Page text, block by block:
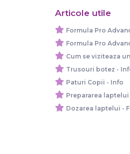
Articole utile
Formula Pro
Formula Pro
Cum se viziteaza
Trusouri botez -
Paturi Copii - Info
Prepararea
Dozarea laptelui -